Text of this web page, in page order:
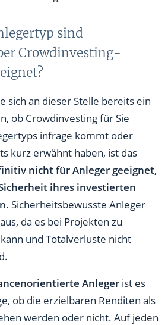
sind
Crowdinvesting-
sich an dieser Stelle bereits ein
ob Crowdinvesting für Sie
infrage kommt oder
kurz erwähnt haben, ist das
nicht für Anleger geeignet,
ihres investierten
. Sicherheitsbewusste Anleger
da es bei Projekten zu
und Totalverluste nicht
Anleger ist es
ob die erzielbaren Renditen als
werden oder nicht. Auf jeden